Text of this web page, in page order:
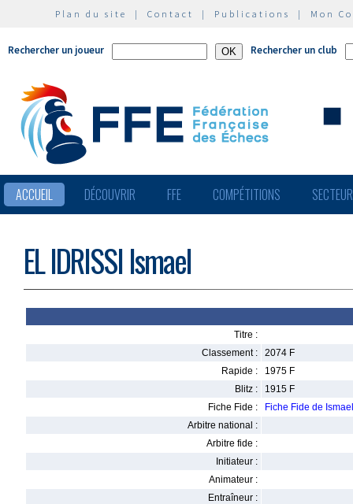
Plan du site | Contact | Publications | Mon
Rechercher un joueur Rechercher un club
ACCUEIL DÉCOUVRIR FFE COMPÉTITIONS
EL IDRISSI Ismael
Titre :
Classement :
2074 F
Rapide :
1975 F
Blitz :
1915 F
Fiche Fide :
Fiche Fide de
Arbitre national :
Arbitre fide :
Initiateur :
Animateur :
Entraîneur :